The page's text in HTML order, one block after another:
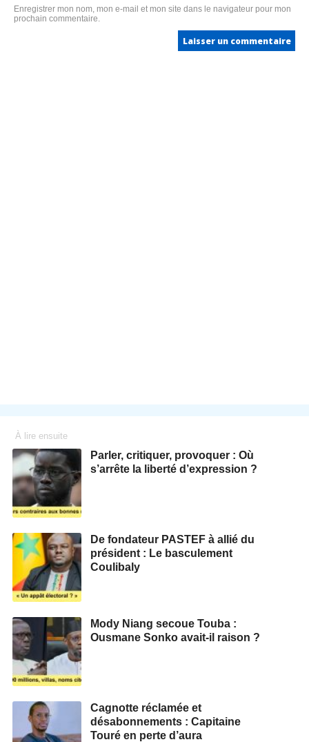
Enregistrer mon nom, mon e-mail et mon site dans le navigateur pour mon
prochain commentaire.
À lire ensuite
Parler, critiquer, provoquer : Où
s’arrête la liberté d’expression ?
De fondateur PASTEF à allié du
président : Le basculement
Coulibaly
Mody Niang secoue Touba :
Ousmane Sonko avait-il raison ?
Cagnotte réclamée et
désabonnements : Capitaine
Touré en perte d’aura